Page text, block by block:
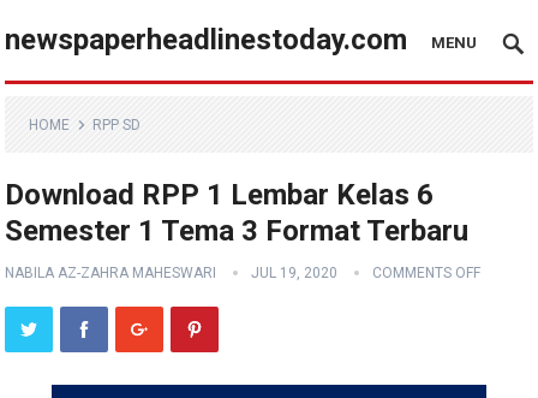
newspaperheadlinestoday.com MENU
HOME RPP SD
Download RPP 1 Lembar Kelas 6
Semester 1 Tema 3 Format Terbaru
NABILA AZ-ZAHRA MAHESWARI JUL 19, 2020 COMMENTS OFF